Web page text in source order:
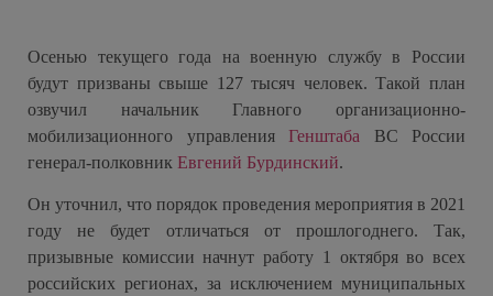
Осенью текущего года на военную службу в России
будут призваны свыше 127 тысяч человек. Такой план
озвучил начальник Главного организационно-
мобилизационного управления Генштаба ВС России
генерал-полковник Евгений Бурдинский.
Он уточнил, что порядок проведения мероприятия в 2021
году не будет отличаться от прошлогоднего. Так,
призывные комиссии начнут работу 1 октября во всех
российских регионах, за исключением муниципальных